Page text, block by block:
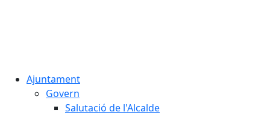
Ajuntament
Govern
Salutació de l'Alcalde